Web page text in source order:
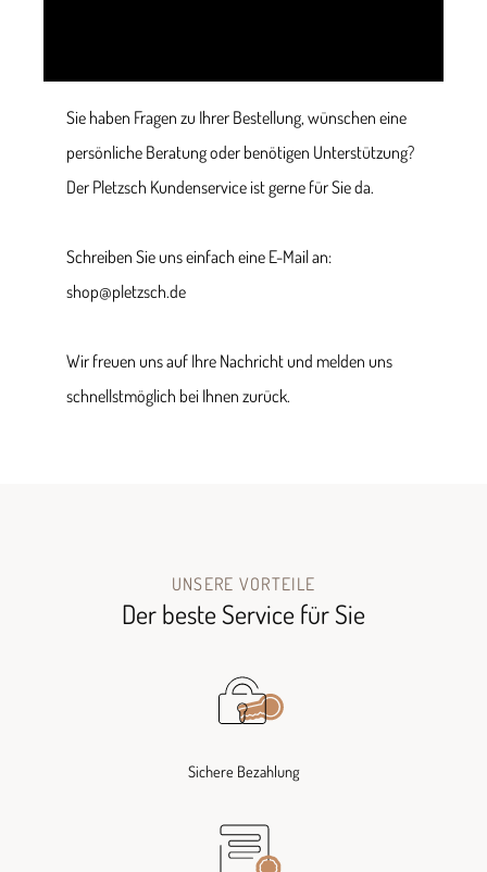
Sie haben Fragen zu Ihrer Bestellung, wünschen eine
persönliche Beratung oder benötigen Unterstützung?
Der Pletzsch Kundenservice ist gerne für Sie da.
Schreiben Sie uns einfach eine E-Mail an:
shop@pletzsch.de
Wir freuen uns auf Ihre Nachricht und melden uns
schnellstmöglich bei Ihnen zurück.
UNSERE VORTEILE
Der beste Service für Sie
Sichere Bezahlung